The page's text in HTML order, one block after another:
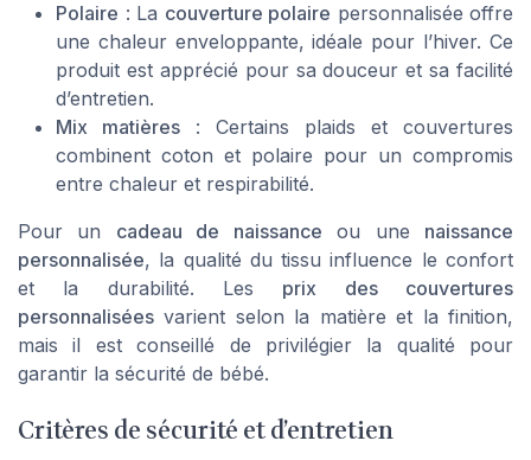
Polaire : La couverture polaire personnalisée offre
une chaleur enveloppante, idéale pour l’hiver. Ce
produit est apprécié pour sa douceur et sa facilité
d’entretien.
Mix matières : Certains plaids et couvertures
combinent coton et polaire pour un compromis
entre chaleur et respirabilité.
Pour un cadeau de naissance ou une naissance
personnalisée, la qualité du tissu influence le confort
et la durabilité. Les prix des couvertures
personnalisées varient selon la matière et la finition,
mais il est conseillé de privilégier la qualité pour
garantir la sécurité de bébé.
Critères de sécurité et d’entretien